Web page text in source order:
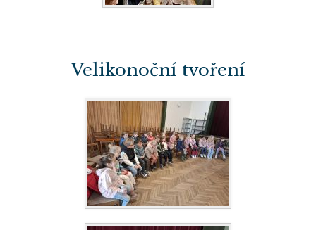
Velikonoční tvoření